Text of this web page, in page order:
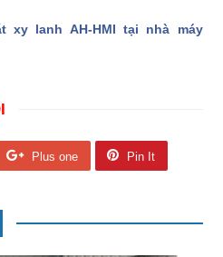
xy lanh AH-HMI tại nhà máy
Plus one Pin It